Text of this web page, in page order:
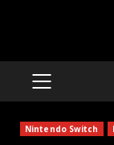
PRIMARY
Nintendo Switch